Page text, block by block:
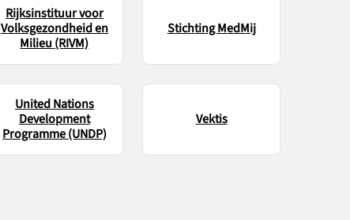
Rijksinstituur voor
Volksgezondheid en
Milieu (RIVM)
Stichting MedMij
United Nations
Development
Programme (UNDP)
Vektis